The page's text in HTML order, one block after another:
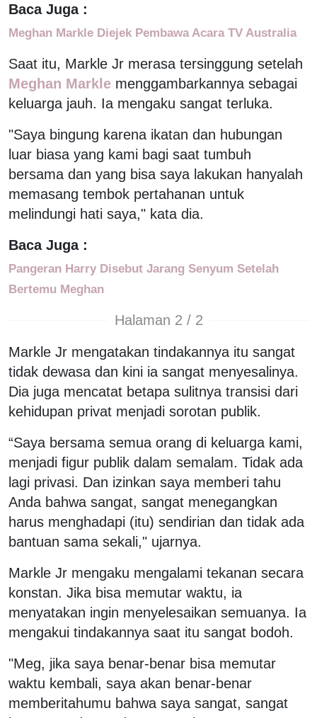
Baca Juga :
Meghan Markle Diejek Pembawa Acara TV Australia
Saat itu, Markle Jr merasa tersinggung setelah
Meghan Markle menggambarkannya sebagai
keluarga jauh. Ia mengaku sangat terluka.
"Saya bingung karena ikatan dan hubungan
luar biasa yang kami bagi saat tumbuh
bersama dan yang bisa saya lakukan hanyalah
memasang tembok pertahanan untuk
melindungi hati saya," kata dia.
Baca Juga :
Pangeran Harry Disebut Jarang Senyum Setelah
Bertemu Meghan
Halaman 2 / 2
Markle Jr mengatakan tindakannya itu sangat
tidak dewasa dan kini ia sangat menyesalinya.
Dia juga mencatat betapa sulitnya transisi dari
kehidupan privat menjadi sorotan publik.
“Saya bersama semua orang di keluarga kami,
menjadi figur publik dalam semalam. Tidak ada
lagi privasi. Dan izinkan saya memberi tahu
Anda bahwa sangat, sangat menegangkan
harus menghadapi (itu) sendirian dan tidak ada
bantuan sama sekali," ujarnya.
Markle Jr mengaku mengalami tekanan secara
konstan. Jika bisa memutar waktu, ia
menyatakan ingin menyelesaikan semuanya. Ia
mengakui tindakannya saat itu sangat bodoh.
"Meg, jika saya benar-benar bisa memutar
waktu kembali, saya akan benar-benar
memberitahumu bahwa saya sangat, sangat